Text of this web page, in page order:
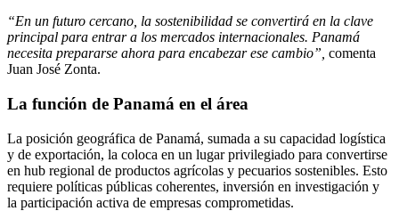
“En un futuro cercano, la sostenibilidad se convertirá en la clave
principal para entrar a los mercados internacionales. Panamá
necesita prepararse ahora para encabezar ese cambio”, comenta
Juan José Zonta.
La función de Panamá en el área
La posición geográfica de Panamá, sumada a su capacidad logística
y de exportación, la coloca en un lugar privilegiado para convertirse
en hub regional de productos agrícolas y pecuarios sostenibles. Esto
requiere políticas públicas coherentes, inversión en investigación y
la participación activa de empresas comprometidas.